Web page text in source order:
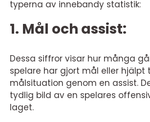
typerna av innebandy statistik:
1. Mål och assist:
Dessa siffror visar hur många
spelare har gjort mål eller hjälpt
målsituation genom en assist.
tydlig bild av en spelares
laget.